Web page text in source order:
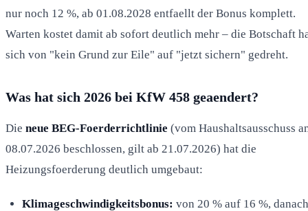
nur noch 12 %, ab 01.08.2028 entfaellt der Bonus komplett.
Warten kostet damit ab sofort deutlich mehr – die Botschaft
sich von "kein Grund zur Eile" auf "jetzt sichern" gedreht.
Was hat sich 2026 bei KfW 458 geaendert?
Die neue BEG-Foerderrichtlinie (vom Haushaltsausschuss
08.07.2026 beschlossen, gilt ab 21.07.2026) hat die
Heizungsfoerderung deutlich umgebaut:
Klimageschwindigkeitsbonus: von 20 % auf 16 %, danach